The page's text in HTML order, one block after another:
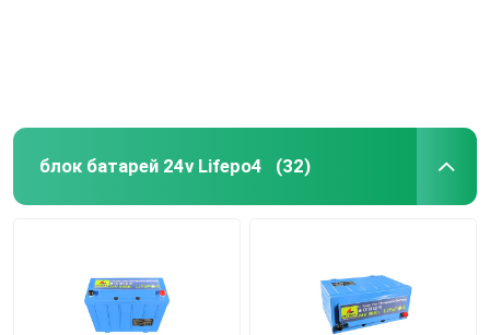
блок батарей 24v Lifepo4 (32)